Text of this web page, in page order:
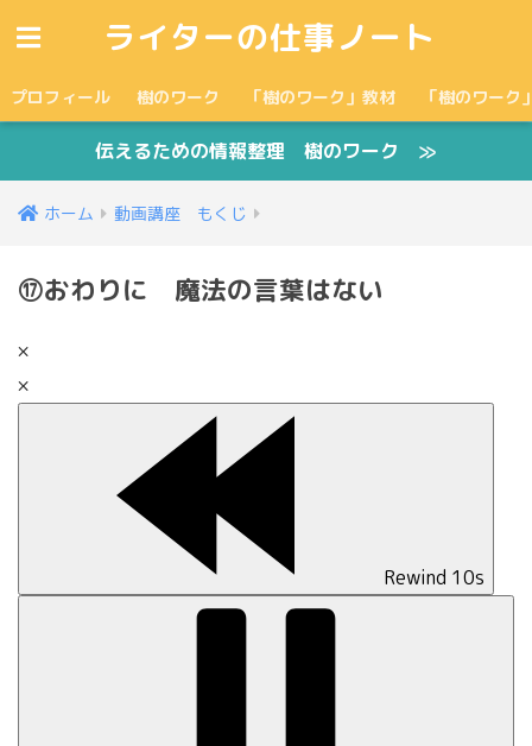
ライターの仕事ノート
プロフィール 樹のワーク 「樹のワーク」教材 「樹のワーク
伝えるための情報整理 樹のワーク ≫
ホーム 動画講座 もくじ
⑰おわりに 魔法の言葉はない
×
×
Rewind 10s